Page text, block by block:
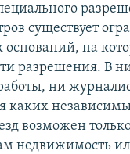
существует
оснований, на
разрешения. В
ни
каких
возможен
недвижимость